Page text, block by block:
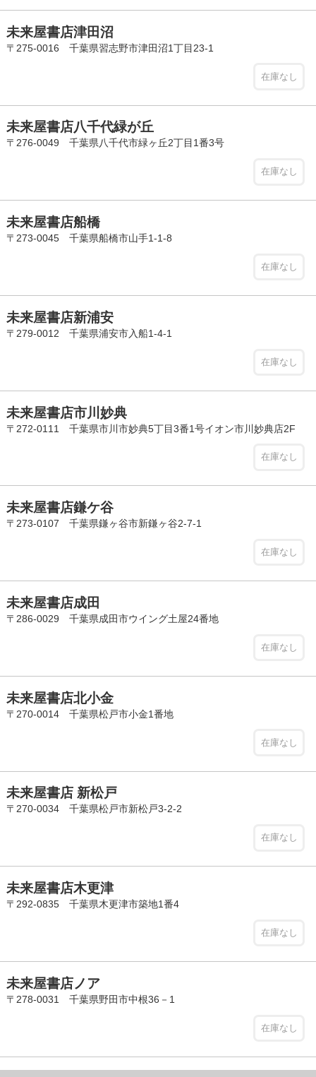
未来屋書店津田沼
〒275-0016 千葉県習志野市津田沼1丁目23-1
在庫なし
未来屋書店八千代緑が丘
〒276-0049 千葉県八千代市緑ヶ丘2丁目1番3号
在庫なし
未来屋書店船橋
〒273-0045 千葉県船橋市山手1-1-8
在庫なし
未来屋書店新浦安
〒279-0012 千葉県浦安市入船1-4-1
在庫なし
未来屋書店市川妙典
〒272-0111 千葉県市川市妙典5丁目3番1号イオン市川妙典店2F
在庫なし
未来屋書店鎌ケ谷
〒273-0107 千葉県鎌ヶ谷市新鎌ヶ谷2-7-1
在庫なし
未来屋書店成田
〒286-0029 千葉県成田市ウイング土屋24番地
在庫なし
未来屋書店北小金
〒270-0014 千葉県松戸市小金1番地
在庫なし
未来屋書店 新松戸
〒270-0034 千葉県松戸市新松戸3-2-2
在庫なし
未来屋書店木更津
〒292-0835 千葉県木更津市築地1番4
在庫なし
未来屋書店ノア
〒278-0031 千葉県野田市中根36－1
在庫なし